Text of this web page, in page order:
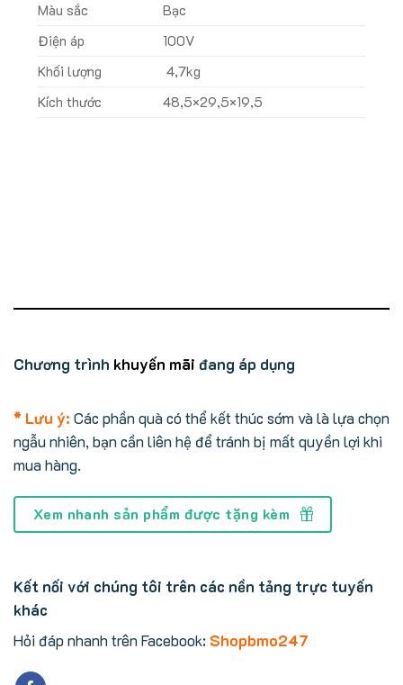
Màu sắc
Bạc
Điện áp
100V
Khối lượng
4,7kg
Kích thước
48,5×29,5×19,5
Chương trình khuyến mãi đang áp dụng
* Lưu ý: Các phần quà có thể kết thúc sớm và là lựa chọn
ngẫu nhiên, bạn cần liên hệ để tránh bị mất quyền lợi khi
mua hàng.
Xem nhanh sản phẩm được tặng kèm
Kết nối với chúng tôi trên các nền tảng trực tuyến
khác
Hỏi đáp nhanh trên Facebook: Shopbmo247